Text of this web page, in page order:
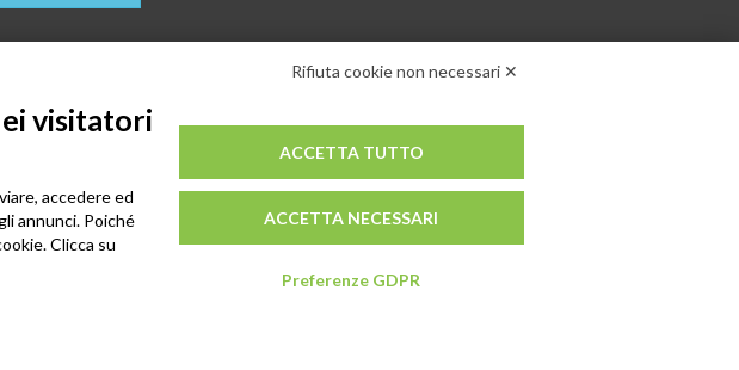
Rifiuta cookie non necessari ✕
visitatori
accedere ed
annunci. Poiché
Clicca su
ACCETTA TUTTO
ACCETTA NECESSARI
Preferenze GDPR